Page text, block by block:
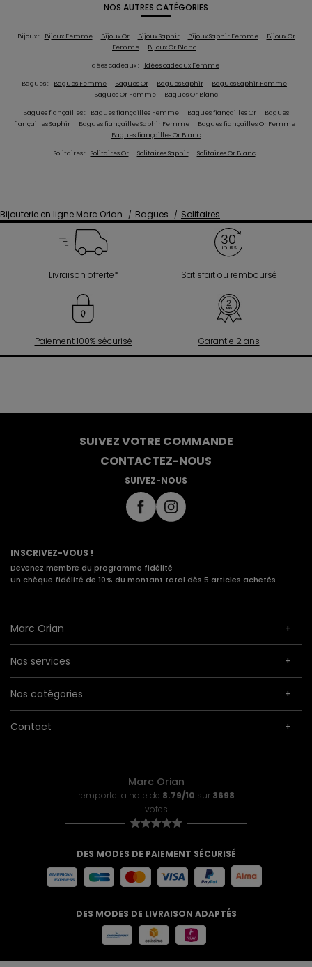
NOS AUTRES CATÉGORIES
Bijoux : Bijoux Femme Bijoux Or Bijoux Saphir Bijoux Saphir Femme
Bijoux Or
Femme
Bijoux Or Blanc
Idées cadeaux : Idées cadeaux Femme
Bagues : Bagues Femme Bagues Or Bagues Saphir
Bagues Saphir Femme
Bagues Or Femme
Bagues Or Blanc
Bagues fiançailles : Bagues fiançailles Femme Bagues fiançailles Or
Bagues
fiançailles Saphir
Bagues fiançailles Saphir Femme
Bagues fiançailles Or Femme
Bagues fiançailles Or Blanc
Solitaires : Solitaires Or Solitaires Saphir Solitaires Or Blanc
Bijouterie en ligne Marc Orian Bagues Solitaires
Livraison offerte* Satisfait ou remboursé
Paiement 100% sécurisé Garantie 2 ans
SUIVEZ VOTRE COMMANDE
CONTACTEZ-NOUS
SUIVEZ-NOUS
INSCRIVEZ-VOUS !
Devenez membre du programme fidélité
Un chèque fidélité de 10% du montant total dès 5 articles achetés.
Marc Orian
Nos services
Nos catégories
Contact
Marc Orian
remporte la note de 8.79/10 sur 3698
votes
DES MODES DE PAIEMENT SÉCURISÉ
DES MODES DE LIVRAISON ADAPTÉS